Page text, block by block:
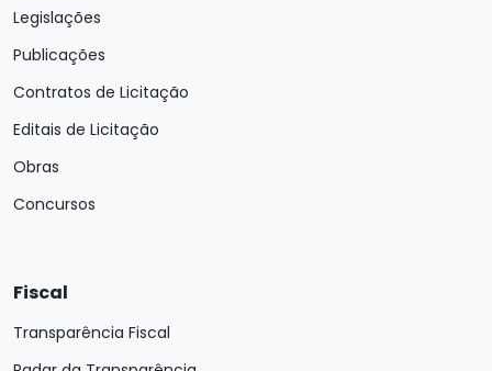
Legislações
Publicações
Contratos de Licitação
Editais de Licitação
Obras
Concursos
Fiscal
Transparência Fiscal